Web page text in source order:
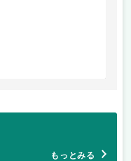
もっとみる